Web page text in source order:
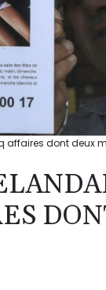
affaires dont deux